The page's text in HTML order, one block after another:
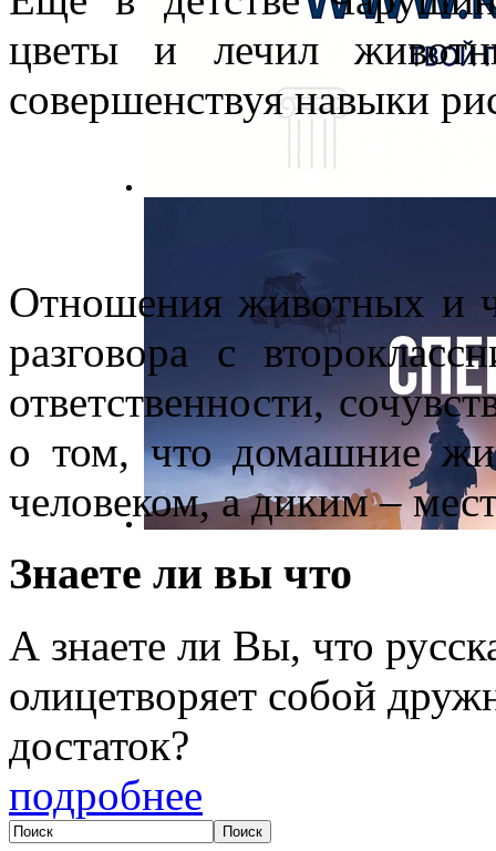
цветы и лечил
совершенствуя навыки
Отношения животных и
разговора с
ответственности,
о том, что домашние
человеком, а диким –
Знаете ли вы что
А знаете ли Вы, что
олицетворяет собой
достаток?
подробнее